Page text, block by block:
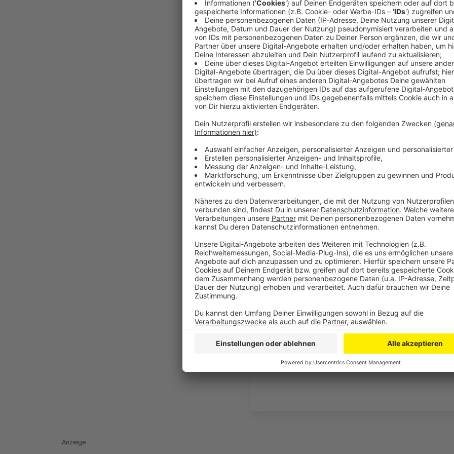
Anzeige
Comedy
Elvis Eifel - Der Podcast: "Ein
Anzeige
Anzeige
Vorstellen brauchen wir ihn euch nicht. Seit 2003
seine Späße am Telefon mit seinen Hörerinnen und
müssen am Ende mit lachen - wenn auch nicht
bekommen könnt, ist Elvis nun unter die Podcaster
die Uhr zur Verfügung. Hier bekommt Ihr außerdem
Telefonate in längerer Version. Elvis wird sich mit
Telefonate aus den letzten zwei Jahrzehnten
ergangen ist und wobei er selbst mal ins
und bitte nicht erschrecken, wenn dabei das
Eifel dran sein.
Anzeige
Anzeige
Anzeige